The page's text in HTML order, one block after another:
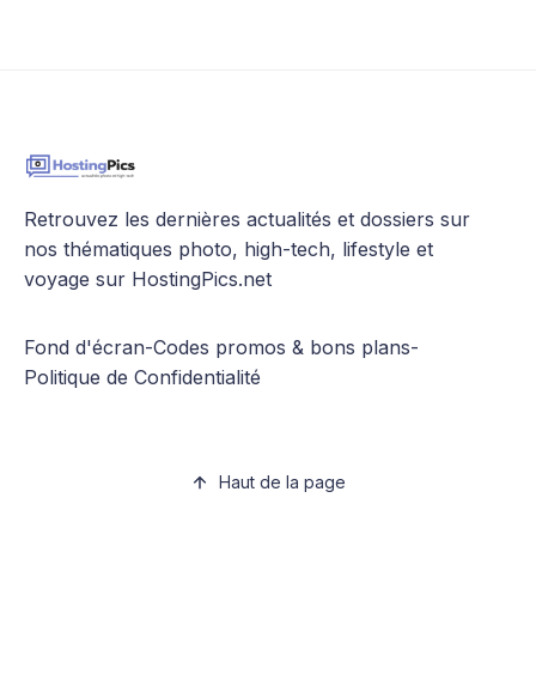
Retrouvez les dernières actualités et dossiers sur
nos thématiques photo, high-tech, lifestyle et
voyage sur HostingPics.net
Fond d'écran-Codes promos & bons plans-
Politique de Confidentialité
Haut de la page